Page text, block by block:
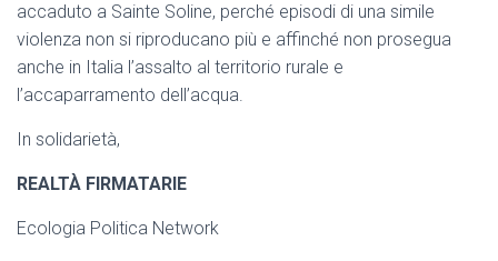
accaduto a Sainte Soline, perché episodi di una simile
violenza non si riproducano più e affinché non prosegua
anche in Italia l’assalto al territorio rurale e
l’accaparramento dell’acqua.
In solidarietà,
REALTÀ FIRMATARIE
Ecologia Politica Network